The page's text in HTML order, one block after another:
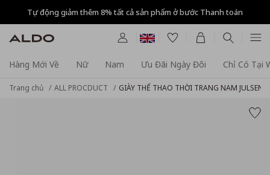
Tự động giảm thêm 8% tất cả sản phẩm ở bước Thanh toán
Hàng Mới Về Nữ Nam Ưu Đãi Ngày Đôi Chỉ Có Tại
Trang chủ ALL PROCDUCT GIÀY THỂ THAO THỜI TRANG NAM JULSEN